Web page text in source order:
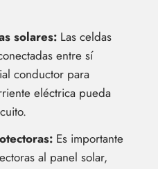
solares: Las celdas
entre sí
conductor para
eléctrica pueda
Es importante
al panel solar,